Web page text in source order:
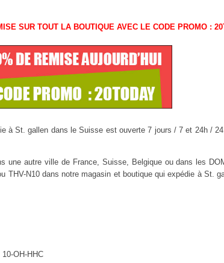
SUR TOUT LA BOUTIQUE AVEC LE CODE PROMO :
à St. gallen dans le Suisse est ouverte 7 jours / 7 et 24h /
une autre ville de France, Suisse, Belgique ou dans les
THV-N10 dans notre magasin et boutique qui expédie à St.
OH-HHC